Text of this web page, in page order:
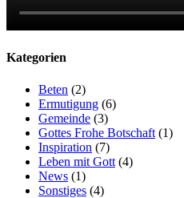
Kategorien
Beten (2)
Ermutigung (6)
Gemeinde (3)
Gottes Frohe Botschaft (1)
Inspiration (7)
Leben mit Gott (4)
News (1)
Sonstiges (4)